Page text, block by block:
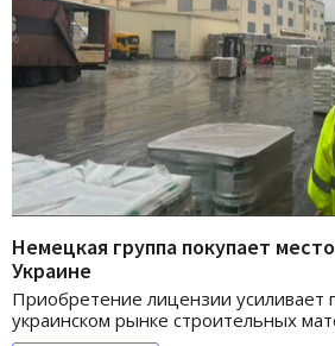
Немецкая группа покупает
Украине
Приобретение лицензии усиливает
украинском рынке строительных